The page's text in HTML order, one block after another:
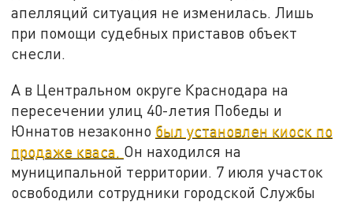
апелляций ситуация не изменилась. Лишь
при помощи судебных приставов объект
снесли.
А в Центральном округе Краснодара на
пересечении улиц 40-летия Победы и
Юннатов незаконно был установлен киоск по
продаже кваса. Он находился на
муниципальной территории. 7 июля участок
освободили сотрудники городской Службы